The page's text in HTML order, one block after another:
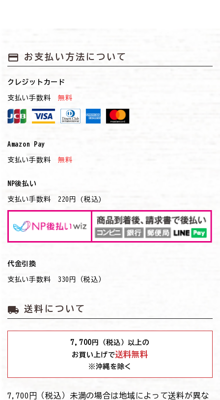
payment お支払い方法について
クレジットカード
支払い手数料 無料
Amazon Pay
支払い手数料 無料
NP後払い
支払い手数料 220円 (税込)
代金引換
支払い手数料 330円（税込）
local_shipping 送料について
7,700 円（税込）以上の
お買い上げで送料無料
※沖縄を除く
7,700円（税込）未満の場合は地域によって送料が異な